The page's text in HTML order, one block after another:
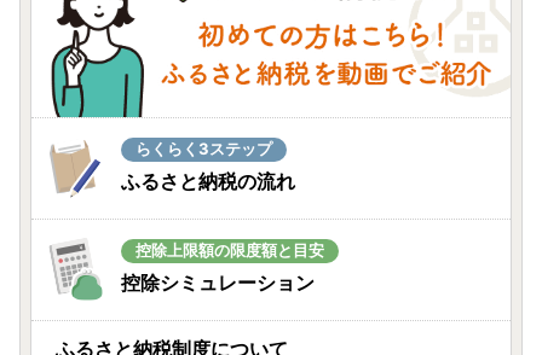
自家製味噌漬け 黒毛和牛
08月07日(金) 11時55分
佐賀県有田町
豪華定期便 金賞受賞 地酒 岩の蔵 宮の松 能古見
東一 焱杜 720ml×2本×3回 【佐嘉蔵屋】
島根県雲南市
【旬の味覚】甘みが広がる、雲南市産ブルーベ
リー
08月07日(金) 11時33分
らくらく3ステップ
ふるさと納税の流れ
控除上限額の限度額と目安
控除シミュレーション
ふるさと納税制度について